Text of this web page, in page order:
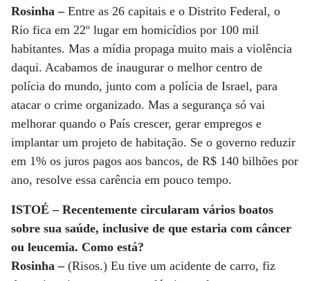
Rosinha – Entre as 26 capitais e o Distrito Federal, o
Rio fica em 22º lugar em homicídios por 100 mil
habitantes. Mas a mídia propaga muito mais a violência
daqui. Acabamos de inaugurar o melhor centro de
polícia do mundo, junto com a polícia de Israel, para
atacar o crime organizado. Mas a segurança só vai
melhorar quando o País crescer, gerar empregos e
implantar um projeto de habitação. Se o governo reduzir
em 1% os juros pagos aos bancos, de R$ 140 bilhões por
ano, resolve essa carência em pouco tempo.
ISTOÉ – Recentemente circularam vários boatos
sobre sua saúde, inclusive de que estaria com câncer
ou leucemia. Como está?
Rosinha –(Risos.) Eu tive um acidente de carro, fiz